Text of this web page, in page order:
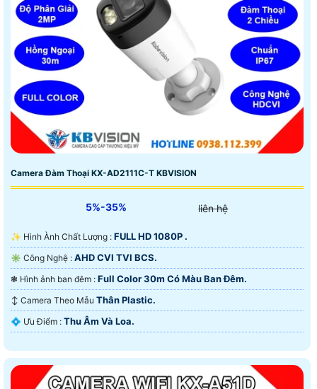
Camera Đàm Thoại KX-AD2111C-T KBVISION
5%-35% liên hệ
✨ Hình Ành Chất Lượng : FULL HD 1080P .
✳️ Công Nghệ : AHD CVI TVI BCS.
❃ Hình ảnh ban đêm : Full Color 30m Có Màu Ban Ðêm.
↕️ Camera Theo Mẫu Thân Plastic.
️💠 Ưu Điểm : Thu Âm Và Loa.